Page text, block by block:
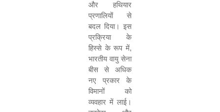
और हथियार
प्रणालियों से
बदल दिया। इस
प्रक्रिया के
हिस्से के रूप में,
भारतीय वायु सेना
बीस से अधिक
नए प्रकार के
विमानों को
व्‍यवहार में लाई।